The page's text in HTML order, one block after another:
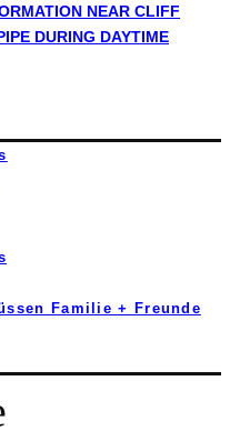
Familie + Freunde